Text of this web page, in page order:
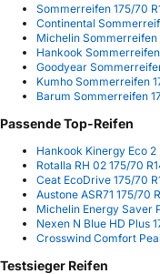
Sommerreifen 175/70
Continental
Michelin Sommerreifen
Hankook Sommerreifen
Goodyear
Kumho Sommerreifen
Barum Sommerreifen
Passende Top-Reifen
Hankook Kinergy Eco
Rotalla RH 02 175/70
Ceat EcoDrive 175/70
Austone ASR71 175/70
Michelin Energy Saver
Nexen N Blue HD Plus
Crosswind Comfort
Testsieger Reifen